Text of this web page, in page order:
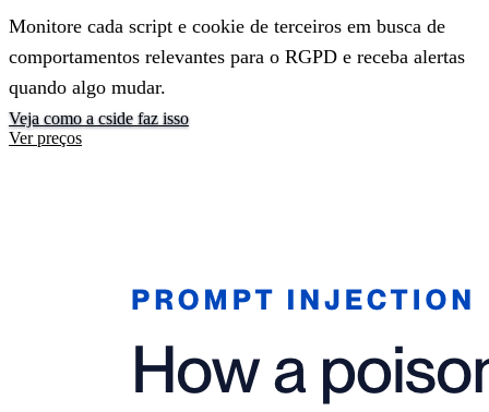
Monitore cada script e cookie de terceiros em busca de
comportamentos relevantes para o RGPD e receba alertas
quando algo mudar.
Veja como a cside faz isso
Ver preços